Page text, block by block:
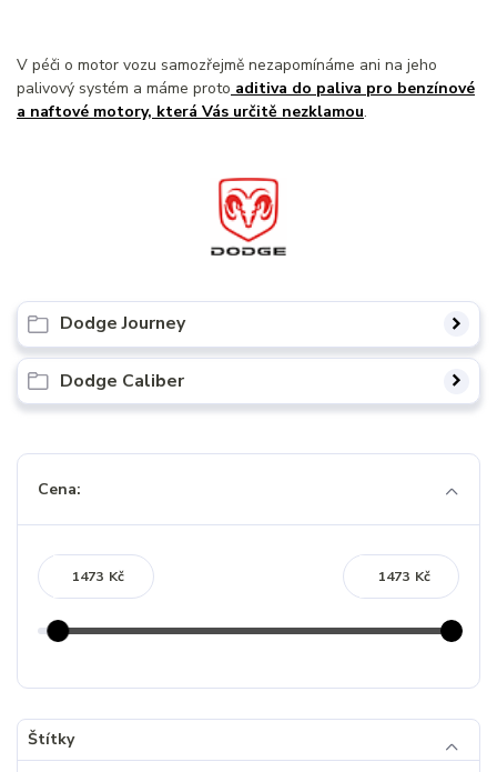
V péči o motor vozu samozřejmě nezapomínáme ani na jeho
palivový systém a máme proto aditiva do paliva pro benzínové
a naftové motory, která Vás určitě nezklamou.
Dodge Journey
Dodge Caliber
Cena:
Kč Kč
Štítky